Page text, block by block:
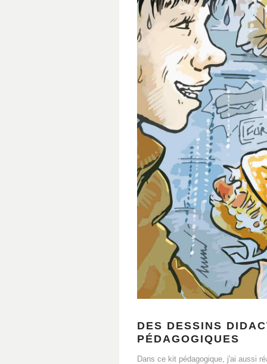
DES DESSINS
PÉDAGOGIQUES
Dans ce kit pédagogique, j'ai aussi